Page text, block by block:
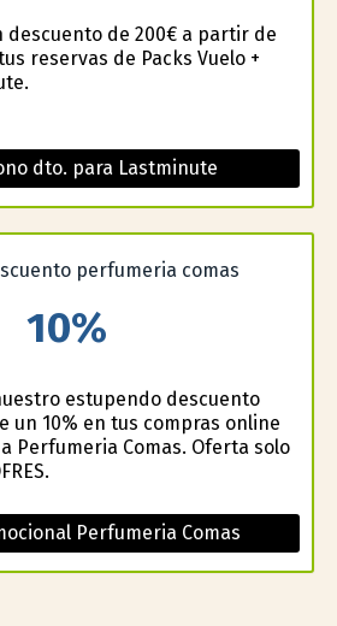
descuento de 200€ a partir de
reservas de Packs Vuelo +
dto. para Lastminute
10%
estupendo descuento
un 10% en tus compras online
Perfumeria Comas. Oferta solo
Perfumeria Comas